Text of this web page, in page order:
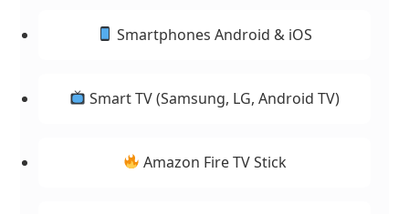
Smartphones Android & iOS
Smart TV (Samsung, LG, Android TV)
Amazon Fire TV Stick